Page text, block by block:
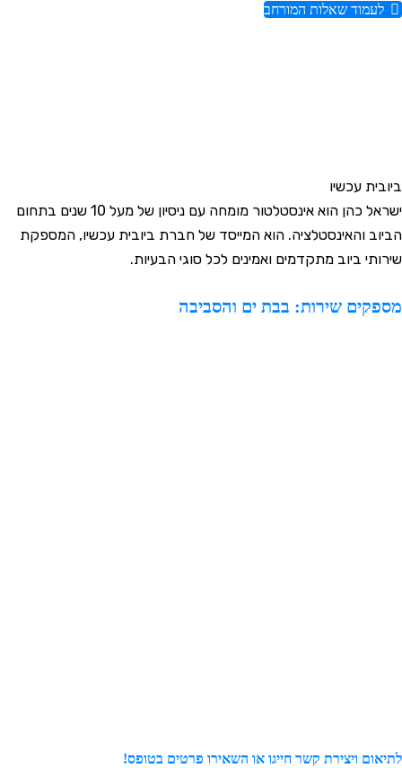
לעמוד שאלות המורחב
עכשיו
ישראל כהן הוא אינסטלטור מומחה עם ניסיון של מעל 10 שנים בתחום
והאינסטלציה. הוא המייסד של חברת ביובית עכשיו, המספקת
ביוב מתקדמים ואמינים לכל סוגי הבעיות.
שירות: בבת ים והסביבה
ויצירת קשר חייגו או השאירו פרטים בטופס!